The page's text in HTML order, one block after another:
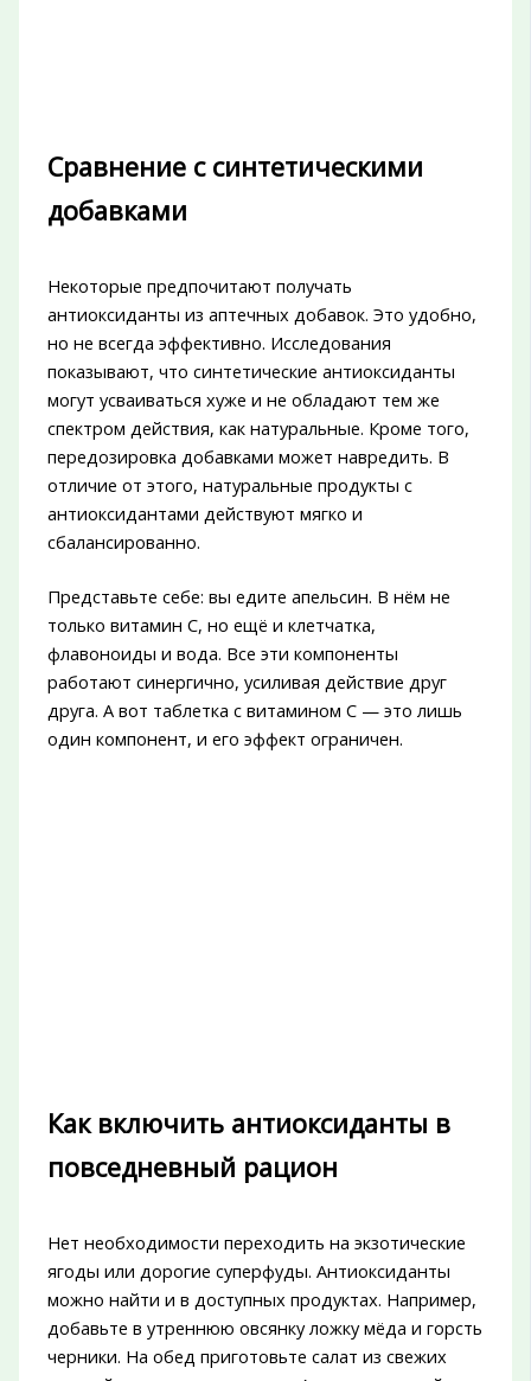
Сравнение с синтетическими
добавками
Некоторые предпочитают получать
антиоксиданты из аптечных добавок. Это удобно,
но не всегда эффективно. Исследования
показывают, что синтетические антиоксиданты
могут усваиваться хуже и не обладают тем же
спектром действия, как натуральные. Кроме того,
передозировка добавками может навредить. В
отличие от этого, натуральные продукты с
антиоксидантами действуют мягко и
сбалансированно.
Представьте себе: вы едите апельсин. В нём не
только витамин С, но ещё и клетчатка,
флавоноиды и вода. Все эти компоненты
работают синергично, усиливая действие друг
друга. А вот таблетка с витамином С — это лишь
один компонент, и его эффект ограничен.
Как включить антиоксиданты в
повседневный рацион
Нет необходимости переходить на экзотические
ягоды или дорогие суперфуды. Антиоксиданты
можно найти и в доступных продуктах. Например,
добавьте в утреннюю овсянку ложку мёда и горсть
черники. На обед приготовьте салат из свежих